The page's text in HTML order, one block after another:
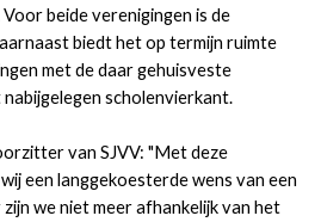
beide verenigingen is de
biedt het op termijn ruimte
met de daar gehuisveste
scholenvierkant.
van SJVV: "Met deze
een langgekoesterde wens van een
we niet meer afhankelijk van het